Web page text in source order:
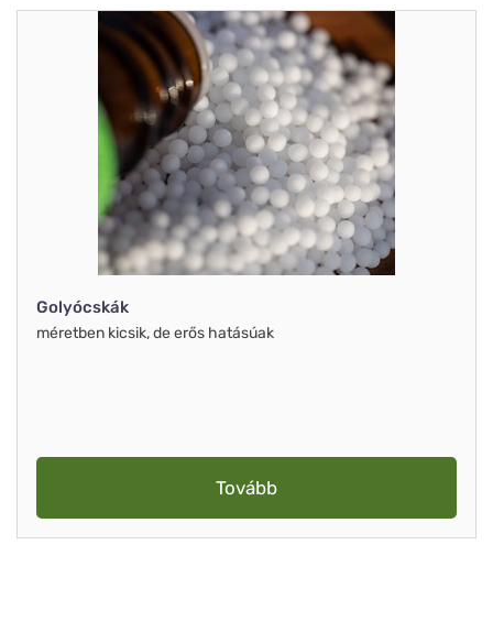
Golyócskák
méretben kicsik, de erős hatásúak
Tovább